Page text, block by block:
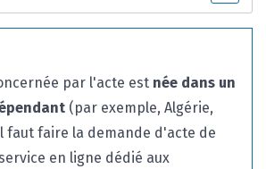
par l'acte est née dans un
(par exemple, Algérie,
faut faire la demande d'acte de
en ligne dédié aux